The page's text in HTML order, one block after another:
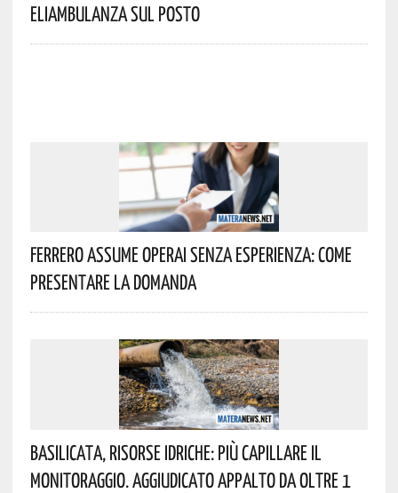
Eliambulanza Sul Posto
Ferrero Assume Operai Senza Esperienza: Come
Presentare La Domanda
Basilicata, Risorse Idriche: Più Capillare Il
Monitoraggio. Aggiudicato Appalto Da Oltre 1